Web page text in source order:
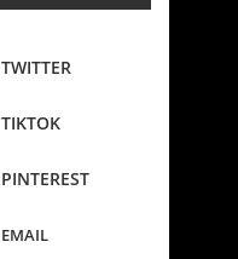
TWITTER
TIKTOK
PINTEREST
EMAIL